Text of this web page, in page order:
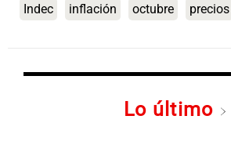
Indec inflación octubre precios
Lo último